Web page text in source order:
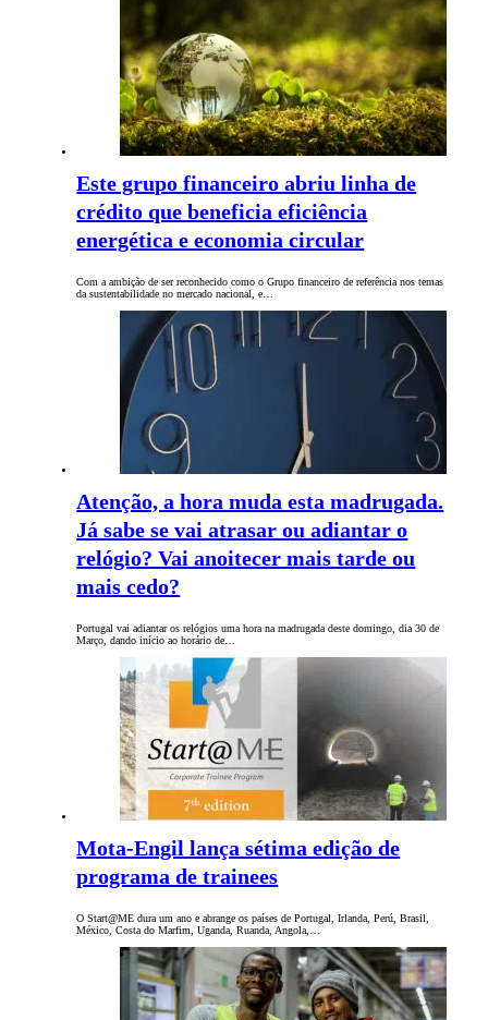
Este grupo financeiro abriu linha de
crédito que beneficia eficiência
energética e economia circular
Com a ambição de ser reconhecido como o Grupo financeiro de referência nos temas
da sustentabilidade no mercado nacional, e…
Atenção, a hora muda esta madrugada.
Já sabe se vai atrasar ou adiantar o
relógio? Vai anoitecer mais tarde ou
mais cedo?
Portugal vai adiantar os relógios uma hora na madrugada deste domingo, dia 30 de
Março, dando início ao horário de…
Mota-Engil lança sétima edição de
programa de trainees
O Start@ME dura um ano e abrange os países de Portugal, Irlanda, Perú, Brasil,
México, Costa do Marfim, Uganda, Ruanda, Angola,…